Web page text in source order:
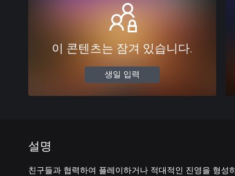
이 콘텐츠는 잠겨 있습니다.
생일 입력
설명
친구들과 협력하여 플레이하거나 적대적인 진영을 형성